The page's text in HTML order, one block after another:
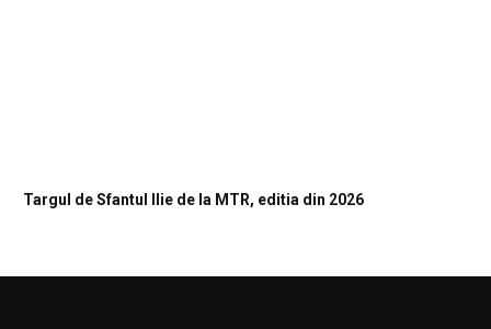
Targul de Sfantul Ilie de la MTR, editia din 2026